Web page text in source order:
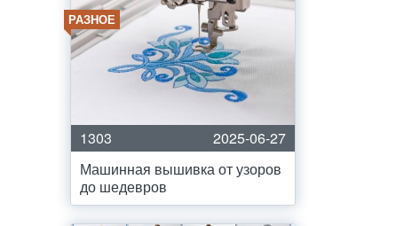
РАЗНОЕ
1303
2025-06-27
Машинная вышивка от узоров
до шедевров